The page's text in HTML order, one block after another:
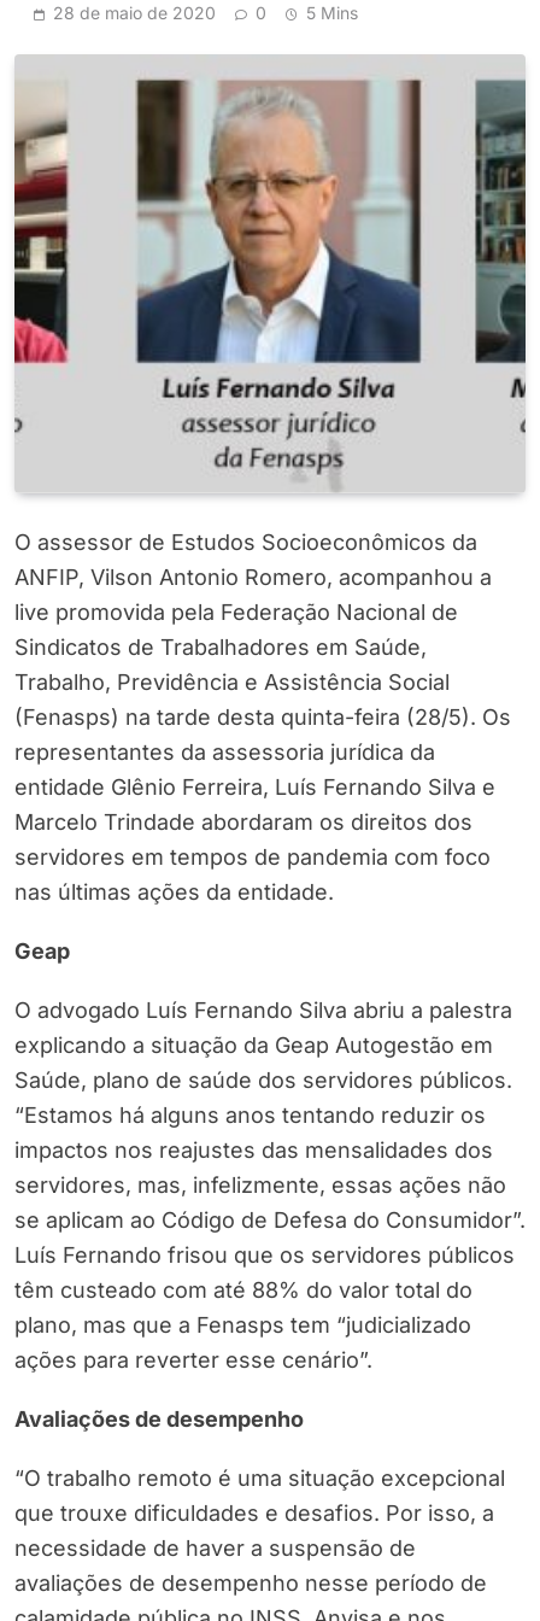
28 de maio de 2020 0 5 Mins
O assessor de Estudos Socioeconômicos da
ANFIP, Vilson Antonio Romero, acompanhou a
live promovida pela Federação Nacional de
Sindicatos de Trabalhadores em Saúde,
Trabalho, Previdência e Assistência Social
(Fenasps) na tarde desta quinta-feira (28/5). Os
representantes da assessoria jurídica da
entidade Glênio Ferreira, Luís Fernando Silva e
Marcelo Trindade abordaram os direitos dos
servidores em tempos de pandemia com foco
nas últimas ações da entidade.
Geap
O advogado Luís Fernando Silva abriu a palestra
explicando a situação da Geap Autogestão em
Saúde, plano de saúde dos servidores públicos.
“Estamos há alguns anos tentando reduzir os
impactos nos reajustes das mensalidades dos
servidores, mas, infelizmente, essas ações não
se aplicam ao Código de Defesa do Consumidor”.
Luís Fernando frisou que os servidores públicos
têm custeado com até 88% do valor total do
plano, mas que a Fenasps tem “judicializado
ações para reverter esse cenário”.
Avaliações de desempenho
“O trabalho remoto é uma situação excepcional
que trouxe dificuldades e desafios. Por isso, a
necessidade de haver a suspensão de
avaliações de desempenho nesse período de